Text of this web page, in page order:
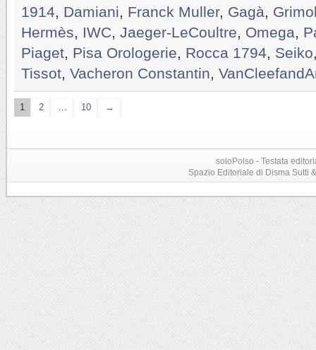
1914
Damiani Franck Muller, Gagà
Hermès
IWC Jaeger-LeCoultre Omega
Piaget Pisa Orologerie Rocca 1794 Seiko
Tissot Vacheron Constantin
1 2 10 →
soloPolso - Testata
Spazio Editoriale di Disma Sutti